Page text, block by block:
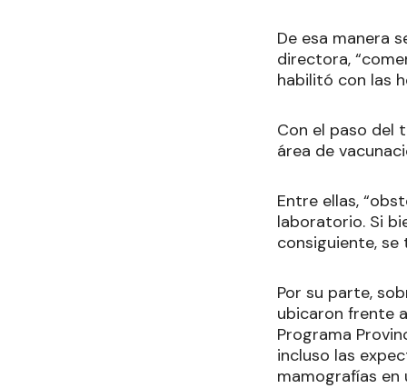
De esa manera
directora,
habilitó con las
Con el paso del
área de
Entre ellas,
laboratorio. Si
consiguiente, se
Por su parte,
ubicaron frente
Programa
incluso las
mamografías en